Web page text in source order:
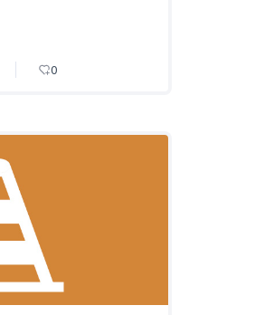
0